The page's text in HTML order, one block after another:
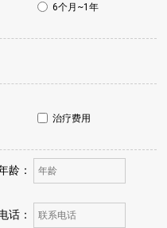
6个月~1年
治疗费用
龄：
话：